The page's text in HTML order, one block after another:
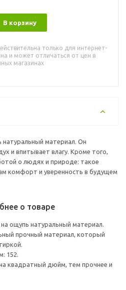
В корзину
только для интернет-
и может отличаться от цен в
магазинах
материал. Он
и впитывает влагу. Кроме того,
о людях и природе: такое
комфорт и уверенность в будущем
о товаре
ощупь натуральный материал.
прочный материал, который
152.
квадратный дюйм, тем прочнее и